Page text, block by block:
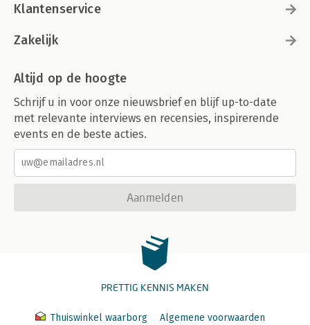
Klantenservice
Zakelijk
Altijd op de hoogte
Schrijf u in voor onze nieuwsbrief en blijf up-to-date
met relevante interviews en recensies, inspirerende
events en de beste acties.
Aanmelden
PRETTIG KENNIS MAKEN
Thuiswinkel waarborg Algemene voorwaarden